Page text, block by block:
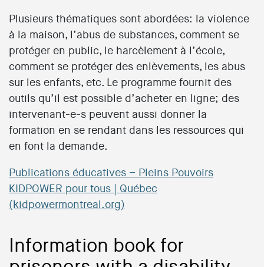
Plusieurs thématiques sont abordées: la violence
à la maison, l’abus de substances, comment se
protéger en public, le harcèlement à l’école,
comment se protéger des enlèvements, les abus
sur les enfants, etc. Le programme fournit des
outils qu’il est possible d’acheter en ligne; des
intervenant-e-s peuvent aussi donner la
formation en se rendant dans les ressources qui
en font la demande.
Publications éducatives – Pleins Pouvoirs
KIDPOWER pour tous | Québec
(kidpowermontreal.org)
Information book for